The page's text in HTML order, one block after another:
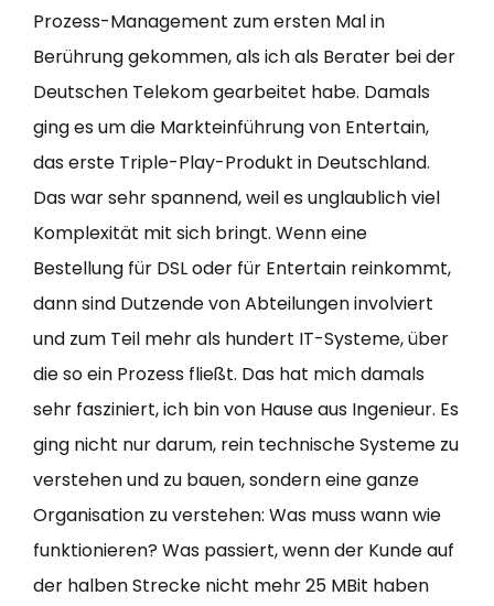
Prozess-Management zum ersten Mal in
Berührung gekommen, als ich als Berater bei der
Deutschen Telekom gearbeitet habe. Damals
ging es um die Markteinführung von Entertain,
das erste Triple-Play-Produkt in Deutschland.
Das war sehr spannend, weil es unglaublich viel
Komplexität mit sich bringt. Wenn eine
Bestellung für DSL oder für Entertain reinkommt,
dann sind Dutzende von Abteilungen involviert
und zum Teil mehr als hundert IT-Systeme, über
die so ein Prozess fließt. Das hat mich damals
sehr fasziniert, ich bin von Hause aus Ingenieur. Es
ging nicht nur darum, rein technische Systeme zu
verstehen und zu bauen, sondern eine ganze
Organisation zu verstehen: Was muss wann wie
funktionieren? Was passiert, wenn der Kunde auf
der halben Strecke nicht mehr 25 MBit haben